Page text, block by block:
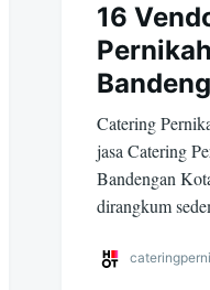
16
Catering
jasa Catering
Bandengan
dirangkum